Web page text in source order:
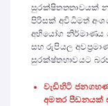
සුරක්ෂිතතතාවයක්
පිරිසක් අවිධිමත්
අභියෝග නිර්මාණය
සහ රුපියල
සුරක්ෂ්තභාවයට
වැඩිහිටි
අමතර පීඩනයක්